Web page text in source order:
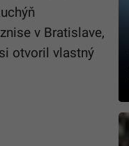
v Bratislave,
otvoril vlastný